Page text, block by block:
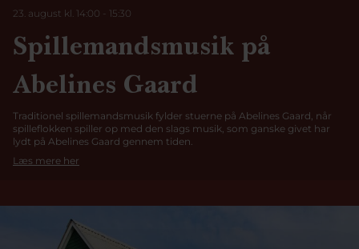
23. august kl. 14:00 - 15:30
Spillemandsmusik på
Abelines Gaard
Traditionel spillemandsmusik fylder stuerne på Abelines Gaard, når
spilleflokken spiller op med den slags musik, som ganske givet har
lydt på Abelines Gaard gennem tiden.
Læs mere her